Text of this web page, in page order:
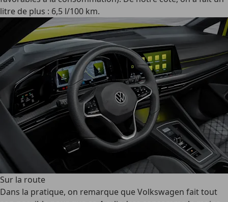
litre de plus : 6,5 l/100 km.
Sur la route
Dans la pratique, on remarque que Volkswagen fait tout